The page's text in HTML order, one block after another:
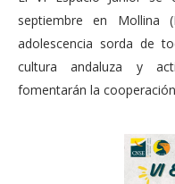
septiembre en Mollina
adolescencia sorda de
cultura andaluza y
fomentarán la